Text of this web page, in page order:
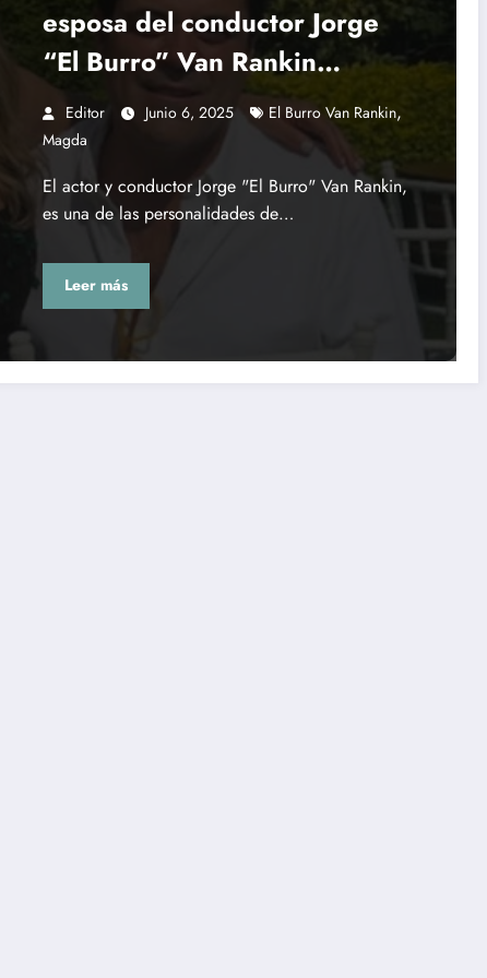
esposa del conductor Jorge
“El Burro” Van Rankin
¿Cuántas hijas tienen?
Editor Junio 6, 2025 El Burro Van Rankin,
Magda
El actor y conductor Jorge "El Burro" Van Rankin,
es una de las personalidades de…
Leer más